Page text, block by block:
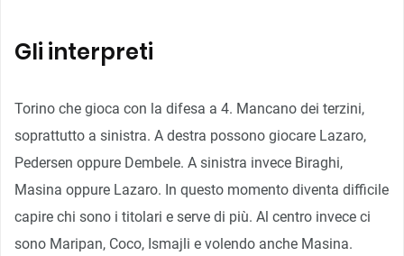
Gli interpreti
Torino che gioca con la difesa a 4. Mancano dei terzini,
soprattutto a sinistra. A destra possono giocare Lazaro,
Pedersen oppure Dembele. A sinistra invece Biraghi,
Masina oppure Lazaro. In questo momento diventa difficile
capire chi sono i titolari e serve di più. Al centro invece ci
sono Maripan, Coco, Ismajli e volendo anche Masina.